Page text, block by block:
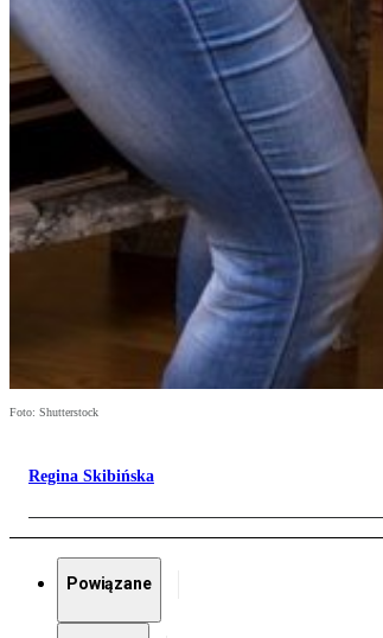
Foto: Shutterstock
Regina Skibińska
Powiązane